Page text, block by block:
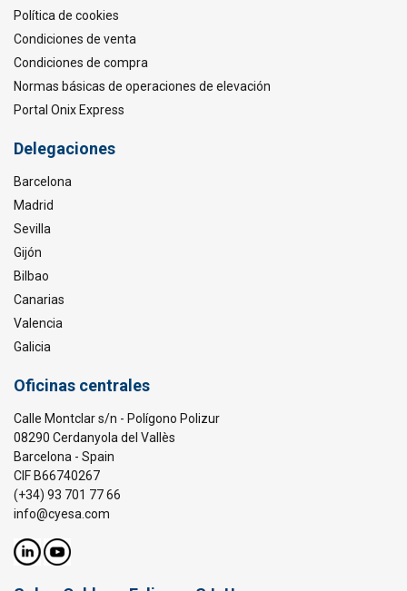
Política de cookies
Condiciones de venta
Condiciones de compra
Normas básicas de operaciones de elevación
Portal Onix Express
Delegaciones
Barcelona
Madrid
Sevilla
Gijón
Bilbao
Canarias
Valencia
Galicia
Oficinas centrales
Calle Montclar s/n - Polígono Polizur
08290 Cerdanyola del Vallès
Barcelona - Spain
CIF B66740267
(+34) 93 701 77 66
info@cyesa.com